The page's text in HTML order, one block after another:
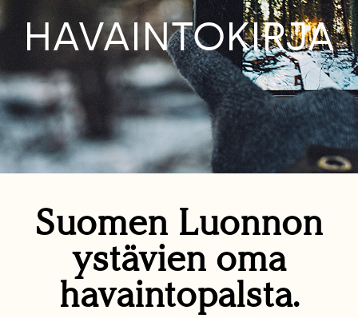
HAVAINTOKIRJA
Suomen Luonnon
ystävien oma
havaintopalsta.